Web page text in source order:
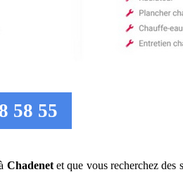
58 55
Chadenetet que vous recherchez des